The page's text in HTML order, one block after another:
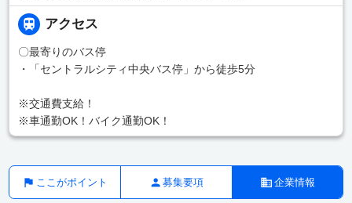
アクセス
〇最寄りのバス停
・「セントラルシティ中央バス停」から徒歩5分
※交通費支給！
※車通勤OK！バイク通勤OK！
ここがポイント 募集要項 企業情報